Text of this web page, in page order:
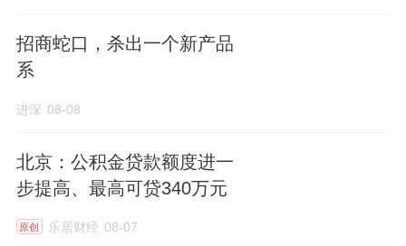
招商蛇口，杀出一个新产品
系
进深 08-08
北京：公积金贷款额度进一
步提高、最高可贷340万元
原创 乐居财经 08-07